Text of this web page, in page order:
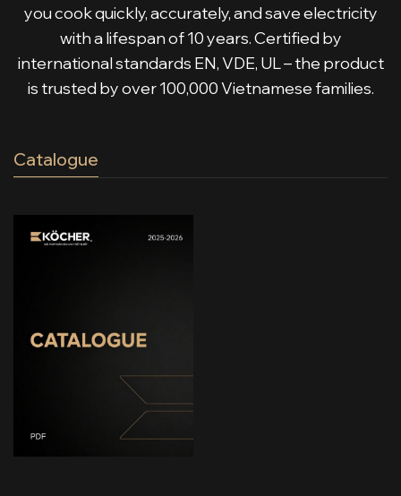
you cook quickly, accurately, and save electricity
with a lifespan of 10 years. Certified by
international standards EN, VDE, UL – the product
is trusted by over 100,000 Vietnamese families.
Catalogue